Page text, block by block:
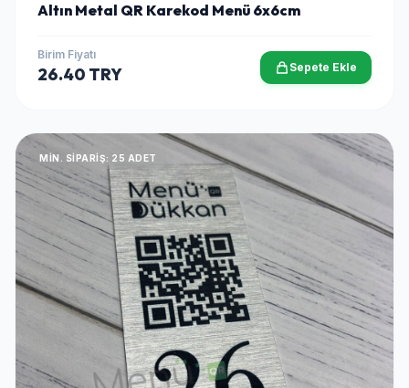
Altın Metal QR Karekod Menü 6x6cm
Birim Fiyatı
26.40 TRY Sepete Ekle
MIN. SIPARIŞ: 25 ADET